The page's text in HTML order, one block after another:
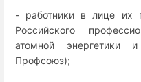
- работники в лице их
Российского
атомной энергетики
Профсоюз);